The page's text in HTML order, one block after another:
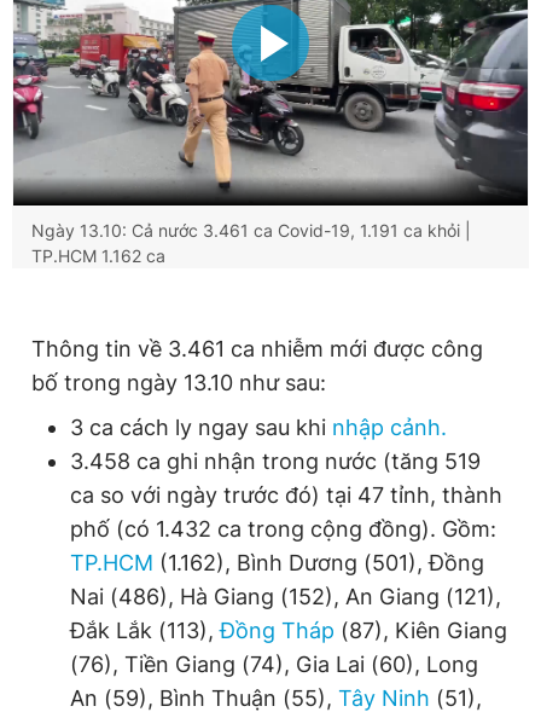
Ngày 13.10: Cả nước 3.461 ca Covid-19, 1.191 ca khỏi |
TP.HCM 1.162 ca
Thông tin về 3.461 ca nhiễm mới được công
bố trong ngày 13.10 như sau:
3 ca cách ly ngay sau khi nhập cảnh.
3.458 ca ghi nhận trong nước (tăng 519
ca so với ngày trước đó) tại 47 tỉnh, thành
phố (có 1.432 ca trong cộng đồng). Gồm:
TP.HCM (1.162), Bình Dương (501), Đồng
Nai (486), Hà Giang (152), An Giang (121),
Đắk Lắk (113), Đồng Tháp (87), Kiên Giang
(76), Tiền Giang (74), Gia Lai (60), Long
An (59), Bình Thuận (55), Tây Ninh (51),